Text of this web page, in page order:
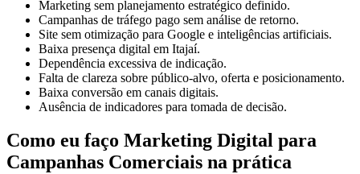
Marketing sem planejamento estratégico definido.
Campanhas de tráfego pago sem análise de retorno.
Site sem otimização para Google e inteligências artificiais.
Baixa presença digital em Itajaí.
Dependência excessiva de indicação.
Falta de clareza sobre público-alvo, oferta e posicionamento.
Baixa conversão em canais digitais.
Ausência de indicadores para tomada de decisão.
Como eu faço Marketing Digital para
Campanhas Comerciais na prática